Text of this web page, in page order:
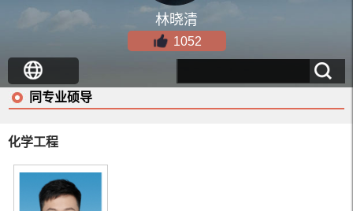
林晓清
1052
同专业硕导
化学工程